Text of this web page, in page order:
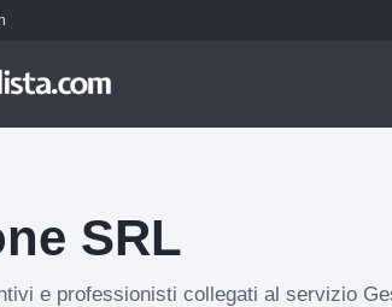
SRL
e professionisti collegati al servizio